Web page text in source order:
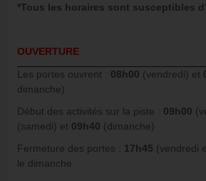
*Tous les horaires sont susceptibles
OUVERTURE
Les portes ouvrent : 08h00 (vendredi) et
dimanche)
Début des activités sur la piste : 09h00
(samedi) et 09h40 (dimanche)
Fermeture des portes : 17h45 (vendredi
le dimanche